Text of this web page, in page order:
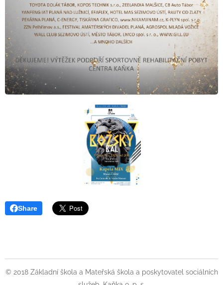
Share
© 2018 Základní škola a Mateřská škola a poskytovatel sociálních